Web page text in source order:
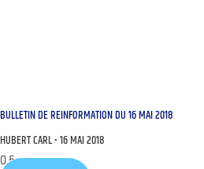
BULLETIN DE REINFORMATION DU 16 MAI 2018
HUBERT CARL 16 MAI 2018